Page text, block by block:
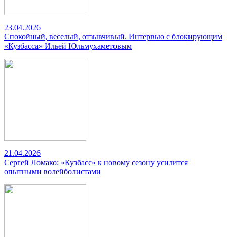
23.04.2026
Спокойный, веселый, отзывчивый. Интервью с блокирующим
«Кузбасса» Ильей Юльмухаметовым
21.04.2026
Сергей Ломако: «Кузбасс» к новому сезону усилится
опытными волейболистами